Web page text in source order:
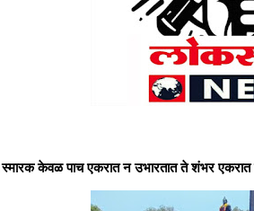
स्मारक केवळ पाच एकरात न उभारतात ते शंभर एकरात